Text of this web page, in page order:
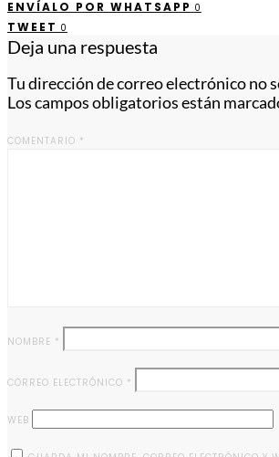
ENVÍALO POR WHATSAPP 0
TWEET 0
Deja una respuesta
Tu dirección de correo electrónico no
Los campos obligatorios están
COMENTARIO *
NOMBRE *
CORREO ELECTRÓNICO *
WEB